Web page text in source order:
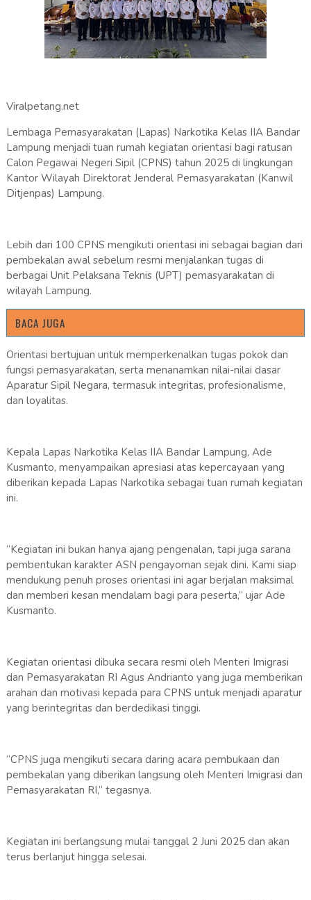
Viralpetang.net
Lembaga Pemasyarakatan (Lapas) Narkotika Kelas IIA Bandar
Lampung menjadi tuan rumah kegiatan orientasi bagi ratusan
Calon Pegawai Negeri Sipil (CPNS) tahun 2025 di lingkungan
Kantor Wilayah Direktorat Jenderal Pemasyarakatan (Kanwil
Ditjenpas) Lampung.
Lebih dari 100 CPNS mengikuti orientasi ini sebagai bagian dari
pembekalan awal sebelum resmi menjalankan tugas di
berbagai Unit Pelaksana Teknis (UPT) pemasyarakatan di
wilayah Lampung.
BACA JUGA
Orientasi bertujuan untuk memperkenalkan tugas pokok dan
fungsi pemasyarakatan, serta menanamkan nilai-nilai dasar
Aparatur Sipil Negara, termasuk integritas, profesionalisme,
dan loyalitas.
Kepala Lapas Narkotika Kelas IIA Bandar Lampung, Ade
Kusmanto, menyampaikan apresiasi atas kepercayaan yang
diberikan kepada Lapas Narkotika sebagai tuan rumah kegiatan
ini.
“Kegiatan ini bukan hanya ajang pengenalan, tapi juga sarana
pembentukan karakter ASN pengayoman sejak dini. Kami siap
mendukung penuh proses orientasi ini agar berjalan maksimal
dan memberi kesan mendalam bagi para peserta,” ujar Ade
Kusmanto.
Kegiatan orientasi dibuka secara resmi oleh Menteri Imigrasi
dan Pemasyarakatan RI Agus Andrianto yang juga memberikan
arahan dan motivasi kepada para CPNS untuk menjadi aparatur
yang berintegritas dan berdedikasi tinggi.
“CPNS juga mengikuti secara daring acara pembukaan dan
pembekalan yang diberikan langsung oleh Menteri Imigrasi dan
Pemasyarakatan RI,” tegasnya.
Kegiatan ini berlangsung mulai tanggal 2 Juni 2025 dan akan
terus berlanjut hingga selesai.